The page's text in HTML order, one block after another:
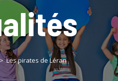
> Les pirates de Léran